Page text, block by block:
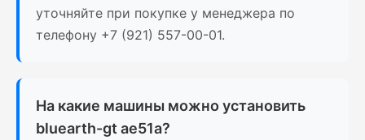
уточняйте при покупке у менеджера по
телефону +7 (921) 557-00-01.
На какие машины можно установить
bluearth-gt ae51a?